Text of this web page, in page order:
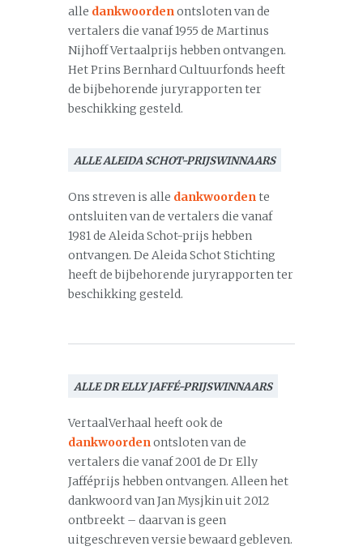
alle dankwoordenontsloten van de
vertalers die vanaf 1955 de Martinus
Nijhoff Vertaalprijs hebben ontvangen.
Het Prins Bernhard Cultuurfonds heeft
de bijbehorende juryrapporten ter
beschikking gesteld.
ALLE ALEIDA SCHOT-PRIJSWINNAARS
Ons streven is alle dankwoordente
ontsluiten van de vertalers die vanaf
1981 de Aleida Schot-prijs hebben
ontvangen. De Aleida Schot Stichting
heeft de bijbehorende juryrapporten ter
beschikking gesteld.
ALLE DR ELLY JAFFÉ-PRIJSWINNAARS
VertaalVerhaal heeft ook de
dankwoordenontsloten van de
vertalers die vanaf 2001 de Dr Elly
Jafféprijs hebben ontvangen. Alleen het
dankwoord van Jan Mysjkin uit 2012
ontbreekt – daarvan is geen
uitgeschreven versie bewaard gebleven.